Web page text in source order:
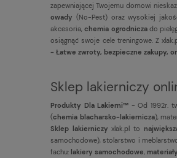
zapewniającej Twojemu domowi
owady (No-Pest) oraz wysokiej
akcesoria,chemia ogrodniczado
osiągnąć swoje cele treningowe. Z
- Łatwe zwroty, bezpieczne zakupy,
Sklep lakierniczy
Produkty Dla Lakierni™ - Od 1992r.
(chemia blacharsko-lakiernicza),
Sklep lakierniczy xlak.pl to
samochodowe), stolarstwo i
fachu:lakiery samochodowe ,